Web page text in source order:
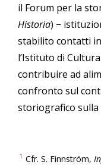
il Forum per la
Historia) −
stabilito contatti
l’Istituto di
contribuire ad
confronto sul
storiografico sulla
1 Cfr. S. Finnström,